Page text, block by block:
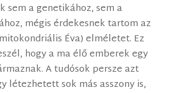
sem a genetikához, sem a
mégis érdekesnek tartom az
Éva) elméletet. Ez
hogy a ma élő emberek egy
A tudósok persze azt
létezhetett sok más asszony is,